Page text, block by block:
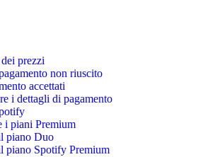
prezzi
non riuscito
accettati
i dettagli di pagamento
i piani Premium
piano Duo
piano Spotify Premium